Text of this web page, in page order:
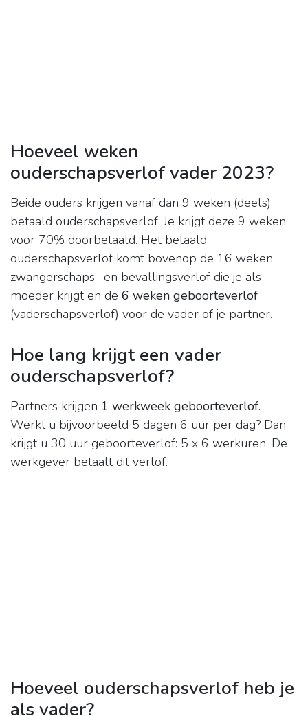
Hoeveel weken
ouderschapsverlof vader 2023?
Beide ouders krijgen vanaf dan 9 weken (deels)
betaald ouderschapsverlof. Je krijgt deze 9 weken
voor 70% doorbetaald. Het betaald
ouderschapsverlof komt bovenop de 16 weken
zwangerschaps- en bevallingsverlof die je als
moeder krijgt en de 6 weken geboorteverlof
(vaderschapsverlof) voor de vader of je partner.
Hoe lang krijgt een vader
ouderschapsverlof?
Partners krijgen 1 werkweek geboorteverlof.
Werkt u bijvoorbeeld 5 dagen 6 uur per dag? Dan
krijgt u 30 uur geboorteverlof: 5 x 6 werkuren. De
werkgever betaalt dit verlof.
Hoeveel ouderschapsverlof heb je
als vader?